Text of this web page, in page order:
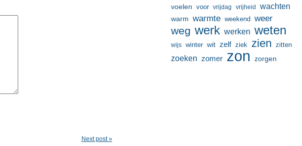
Next post »
voelen voor vrijdag vrijheid wachten
warm warmte weekend weer
weg werk werken weten
wijs winter wit zelf ziek zien zitten
zoeken zomer zon zorgen